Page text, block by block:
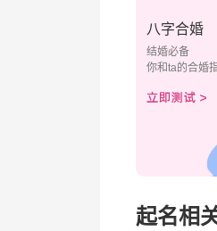
八字合婚
结婚必备
你和ta的合婚
起名相